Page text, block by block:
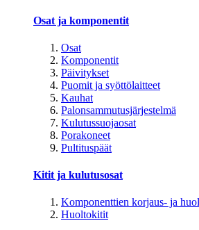
Osat ja komponentit
Osat
Komponentit
Päivitykset
Puomit ja syöttölaitteet
Kauhat
Palonsammutusjärjestelmä
Kulutussuojaosat
Porakoneet
Pultituspäät
Kitit ja kulutusosat
Komponenttien korjaus- ja
Huoltokitit